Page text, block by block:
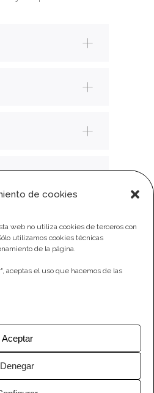
de cookies
web no utiliza cookies de terceros con
utilizamos cookies técnicas
de la página.
aceptas el uso que hacemos de las
Aceptar
Denegar